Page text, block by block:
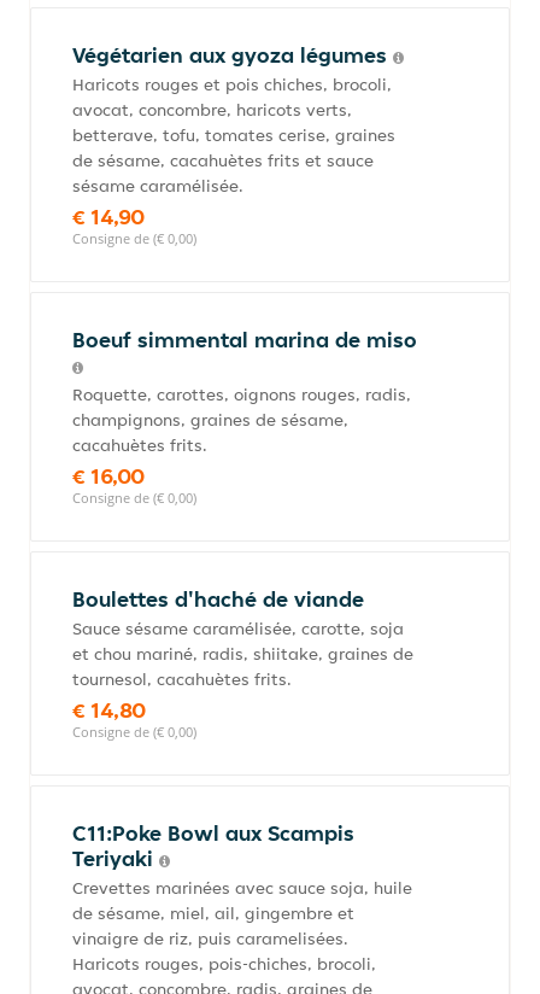
Végétarien aux gyoza légumes
Haricots rouges et pois chiches, brocoli,
avocat, concombre, haricots verts,
betterave, tofu, tomates cerise, graines
de sésame, cacahuètes frits et sauce
sésame caramélisée.
€ 14,90
Consigne de (€ 0,00)
Boeuf simmental marina de miso
Roquette, carottes, oignons rouges, radis,
champignons, graines de sésame,
cacahuètes frits.
€ 16,00
Consigne de (€ 0,00)
Boulettes d'haché de viande
Sauce sésame caramélisée, carotte, soja
et chou mariné, radis, shiitake, graines de
tournesol, cacahuètes frits.
€ 14,80
Consigne de (€ 0,00)
C11:Poke Bowl aux Scampis
Teriyaki
Crevettes marinées avec sauce soja, huile
de sésame, miel, ail, gingembre et
vinaigre de riz, puis caramelisées.
Haricots rouges, pois-chiches, brocoli,
avocat, concombre, radis, graines de